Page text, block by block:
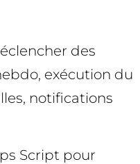
des
exécution du
notifications
Script pour